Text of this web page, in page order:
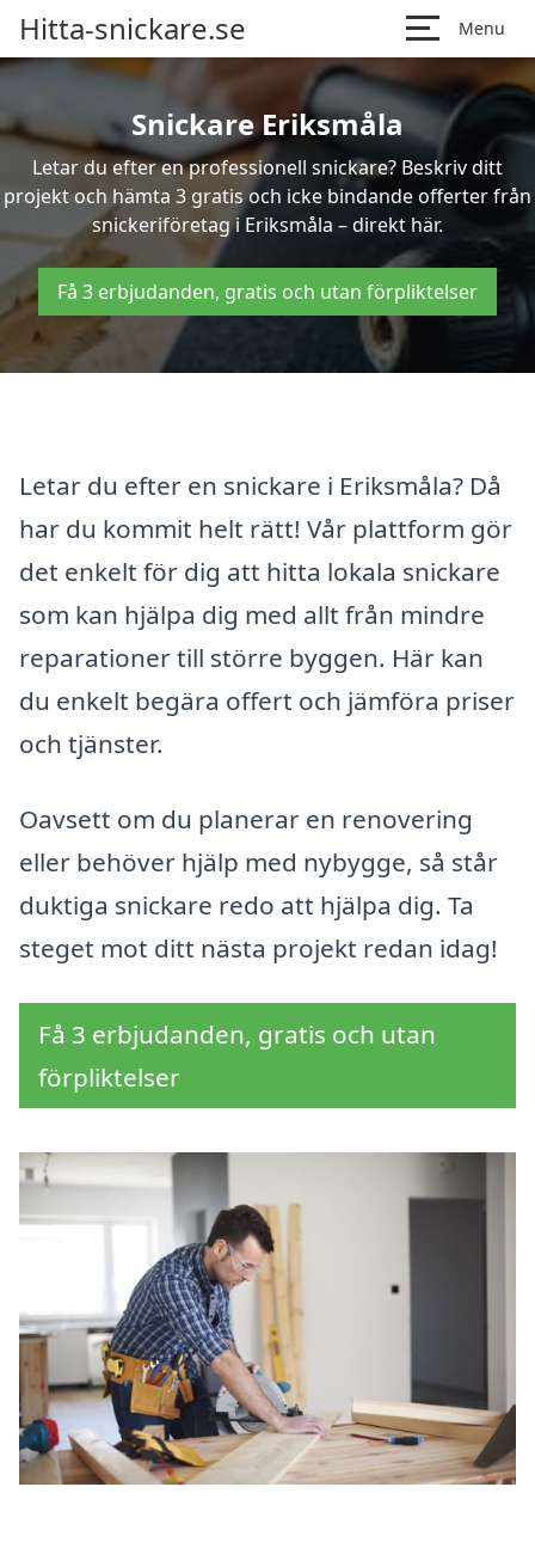
Hitta-snickare.se Menu
Snickare Eriksmåla
Letar du efter en professionell snickare? Beskriv ditt
projekt och hämta 3 gratis och icke bindande offerter från
snickeriföretag i Eriksmåla – direkt här.
Få 3 erbjudanden, gratis och utan förpliktelser
Letar du efter en snickare i Eriksmåla? Då
har du kommit helt rätt! Vår plattform gör
det enkelt för dig att hitta lokala snickare
som kan hjälpa dig med allt från mindre
reparationer till större byggen. Här kan
du enkelt begära offert och jämföra priser
och tjänster.
Oavsett om du planerar en renovering
eller behöver hjälp med nybygge, så står
duktiga snickare redo att hjälpa dig. Ta
steget mot ditt nästa projekt redan idag!
Få 3 erbjudanden, gratis och utan
förpliktelser